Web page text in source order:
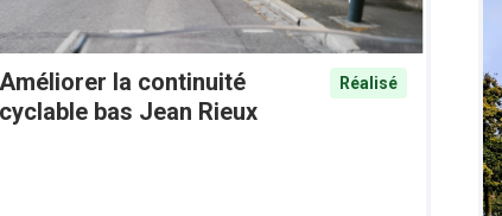
Améliorer la continuité
cyclable bas Jean Rieux
Réalisé